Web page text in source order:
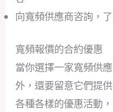
向寬頻供應商咨詢，
寬頻報價的合約優惠
當你選擇一家寬頻供
外，還要留意它們提
各種各樣的優惠活動